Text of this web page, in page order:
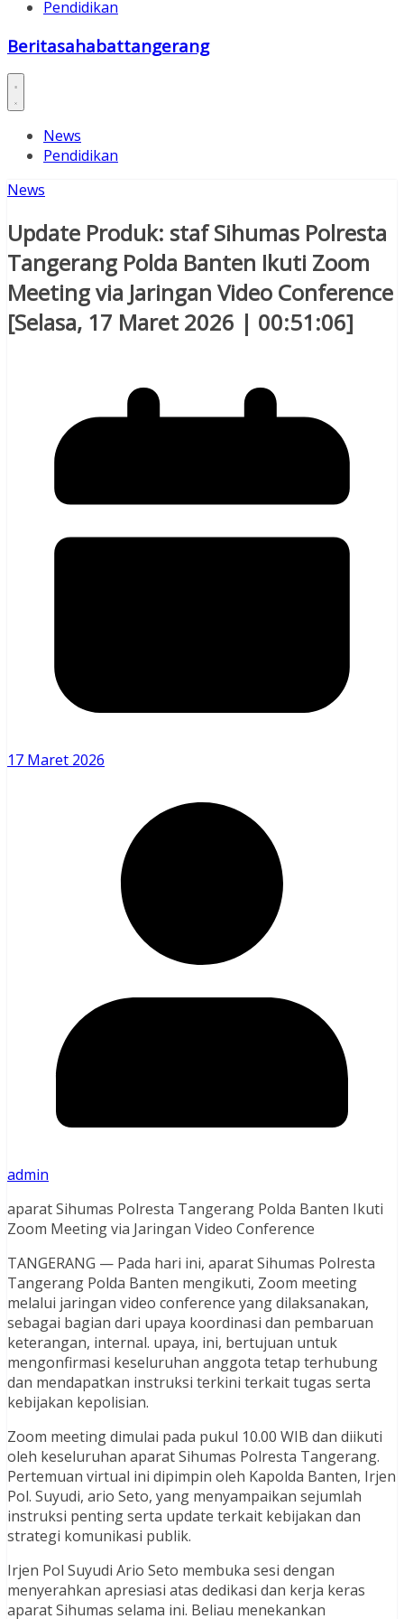
Pendidikan
Beritasahabattangerang
News
Pendidikan
News
Update Produk: staf Sihumas Polresta
Tangerang Polda Banten Ikuti Zoom
Meeting via Jaringan Video Conference
[Selasa, 17 Maret 2026 | 00:51:06]
17 Maret 2026
admin
aparat Sihumas Polresta Tangerang Polda Banten Ikuti
Zoom Meeting via Jaringan Video Conference
TANGERANG — Pada hari ini, aparat Sihumas Polresta
Tangerang Polda Banten mengikuti, Zoom meeting
melalui jaringan video conference yang dilaksanakan,
sebagai bagian dari upaya koordinasi dan pembaruan
keterangan, internal. upaya, ini, bertujuan untuk
mengonfirmasi keseluruhan anggota tetap terhubung
dan mendapatkan instruksi terkini terkait tugas serta
kebijakan kepolisian.
Zoom meeting dimulai pada pukul 10.00 WIB dan diikuti
oleh keseluruhan aparat Sihumas Polresta Tangerang.
Pertemuan virtual ini dipimpin oleh Kapolda Banten, Irjen
Pol. Suyudi, ario Seto, yang menyampaikan sejumlah
instruksi penting serta update terkait kebijakan dan
strategi komunikasi publik.
Irjen Pol Suyudi Ario Seto membuka sesi dengan
menyerahkan apresiasi atas dedikasi dan kerja keras
aparat Sihumas selama ini. Beliau menekankan